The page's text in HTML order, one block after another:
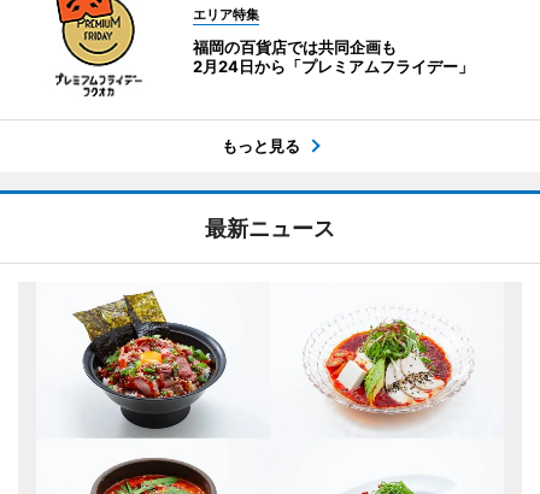
エリア特集
福岡の百貨店では共同企画も
2月24日から「プレミアムフライデー」
もっと見る
最新ニュース